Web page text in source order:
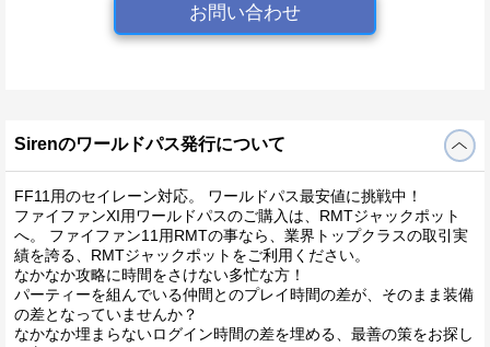
お問い合わせ
Sirenのワールドパス発行について
FF11用のセイレーン対応。 ワールドパス最安値に挑戦中！
ファイファンXI用ワールドパスのご購入は、RMTジャックポット
へ。 ファイファン11用RMTの事なら、業界トップクラスの取引実
績を誇る、RMTジャックポットをご利用ください。
なかなか攻略に時間をさけない多忙な方！
パーティーを組んでいる仲間とのプレイ時間の差が、そのまま装備
の差となっていませんか？
なかなか埋まらないログイン時間の差を埋める、最善の策をお探し